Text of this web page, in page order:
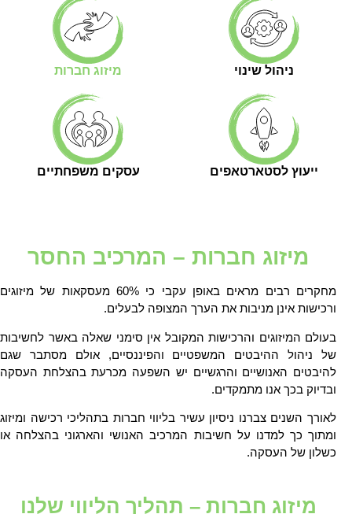
ניהול שינוי מיזוג חברות
ייעוץ לסטארטאפים עסקים משפחתיים
מיזוג חברות – המרכיב החסר
מחקרים רבים מראים באופן עקבי כי 60% מעסקאות של מיזוגים
ורכישות אינן מניבות את הערך המצופה לבעלים.
בעולם המיזוגים והרכישות המקובל אין סימני שאלה באשר לחשיבות
של ניהול ההיבטים המשפטיים והפיננסיים, אולם מסתבר שגם
להיבטים האנושיים והרגשיים יש השפעה מכרעת בהצלחת העסקה
ובדיוק בכך אנו מתמקדים.
לאורך השנים צברנו ניסיון עשיר בליווי חברות בתהליכי רכישה ומיזוג
ומתוך כך למדנו על חשיבות המרכיב האנושי והארגוני בהצלחה או
כשלון של העסקה.
מיזוג חברות – תהליך הליווי שלנו